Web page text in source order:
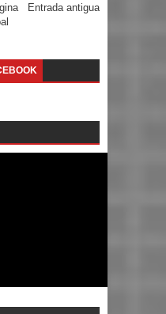
Entrada antigua